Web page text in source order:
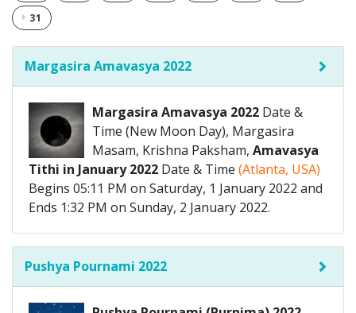
31
Margasira Amavasya 2022
Margasira Amavasya 2022 Date &
Time (New Moon Day), Margasira
Masam, Krishna Paksham, Amavasya
Tithi in January 2022 Date & Time (Atlanta, USA)
Begins 05:11 PM on Saturday, 1 January 2022 and
Ends 1:32 PM on Sunday, 2 January 2022.
Pushya Pournami 2022